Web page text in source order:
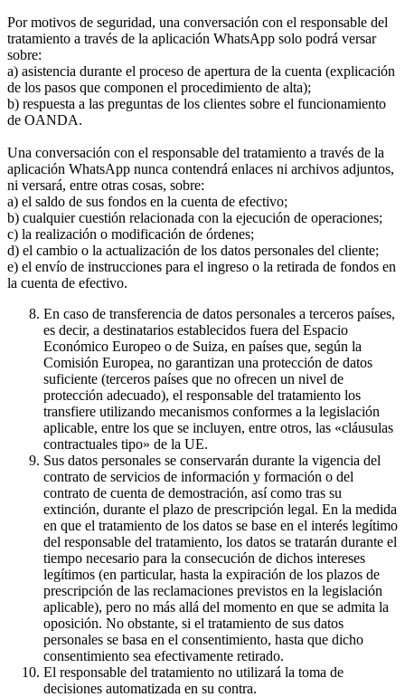
Por motivos de seguridad, una conversación con el responsable del
tratamiento a través de la aplicación WhatsApp solo podrá versar
sobre:
a) asistencia durante el proceso de apertura de la cuenta (explicación
de los pasos que componen el procedimiento de alta);
b) respuesta a las preguntas de los clientes sobre el funcionamiento
de OANDA.
Una conversación con el responsable del tratamiento a través de la
aplicación WhatsApp nunca contendrá enlaces ni archivos adjuntos,
ni versará, entre otras cosas, sobre:
a) el saldo de sus fondos en la cuenta de efectivo;
b) cualquier cuestión relacionada con la ejecución de operaciones;
c) la realización o modificación de órdenes;
d) el cambio o la actualización de los datos personales del cliente;
e) el envío de instrucciones para el ingreso o la retirada de fondos en
la cuenta de efectivo.
En caso de transferencia de datos personales a terceros países,
es decir, a destinatarios establecidos fuera del Espacio
Económico Europeo o de Suiza, en países que, según la
Comisión Europea, no garantizan una protección de datos
suficiente (terceros países que no ofrecen un nivel de
protección adecuado), el responsable del tratamiento los
transfiere utilizando mecanismos conformes a la legislación
aplicable, entre los que se incluyen, entre otros, las «cláusulas
contractuales tipo» de la UE.
Sus datos personales se conservarán durante la vigencia del
contrato de servicios de información y formación o del
contrato de cuenta de demostración, así como tras su
extinción, durante el plazo de prescripción legal. En la medida
en que el tratamiento de los datos se base en el interés legítimo
del responsable del tratamiento, los datos se tratarán durante el
tiempo necesario para la consecución de dichos intereses
legítimos (en particular, hasta la expiración de los plazos de
prescripción de las reclamaciones previstos en la legislación
aplicable), pero no más allá del momento en que se admita la
oposición. No obstante, si el tratamiento de sus datos
personales se basa en el consentimiento, hasta que dicho
consentimiento sea efectivamente retirado.
El responsable del tratamiento no utilizará la toma de
decisiones automatizada en su contra.